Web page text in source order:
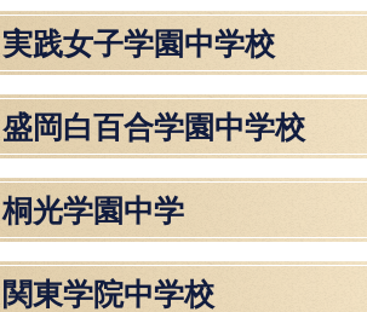
実践女子学園中学校
盛岡白百合学園中学校
桐光学園中学
関東学院中学校